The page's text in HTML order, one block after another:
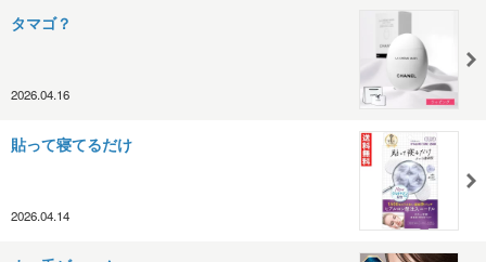
タマゴ？
2026.04.16
貼って寝てるだけ
2026.04.14